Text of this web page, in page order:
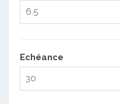
Echéance